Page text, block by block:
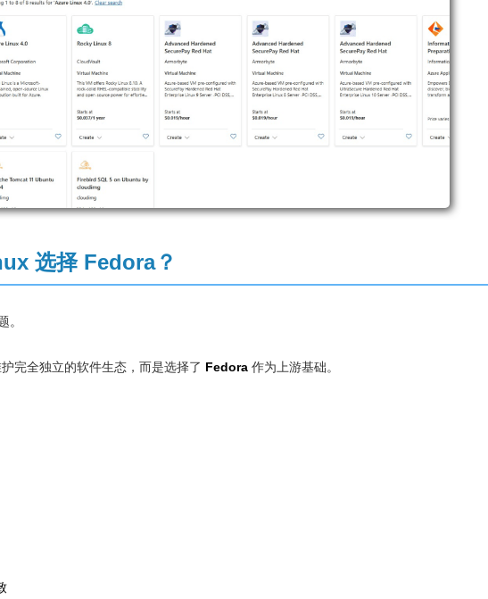
选择 Fedora？
。
完全独立的软件生态，而是选择了 Fedora 作为上游基础。